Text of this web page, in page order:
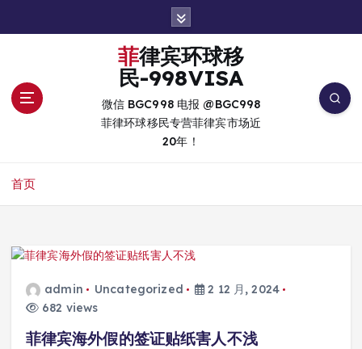
菲律宾环球移
民-998VISA
微信 BGC998 电报 @BGC998
菲律环球移民专营菲律宾市场近
20年！
首页
admin Uncategorized
2 12 月, 2024
682 views
菲律宾海外假的签证贴纸害人不浅